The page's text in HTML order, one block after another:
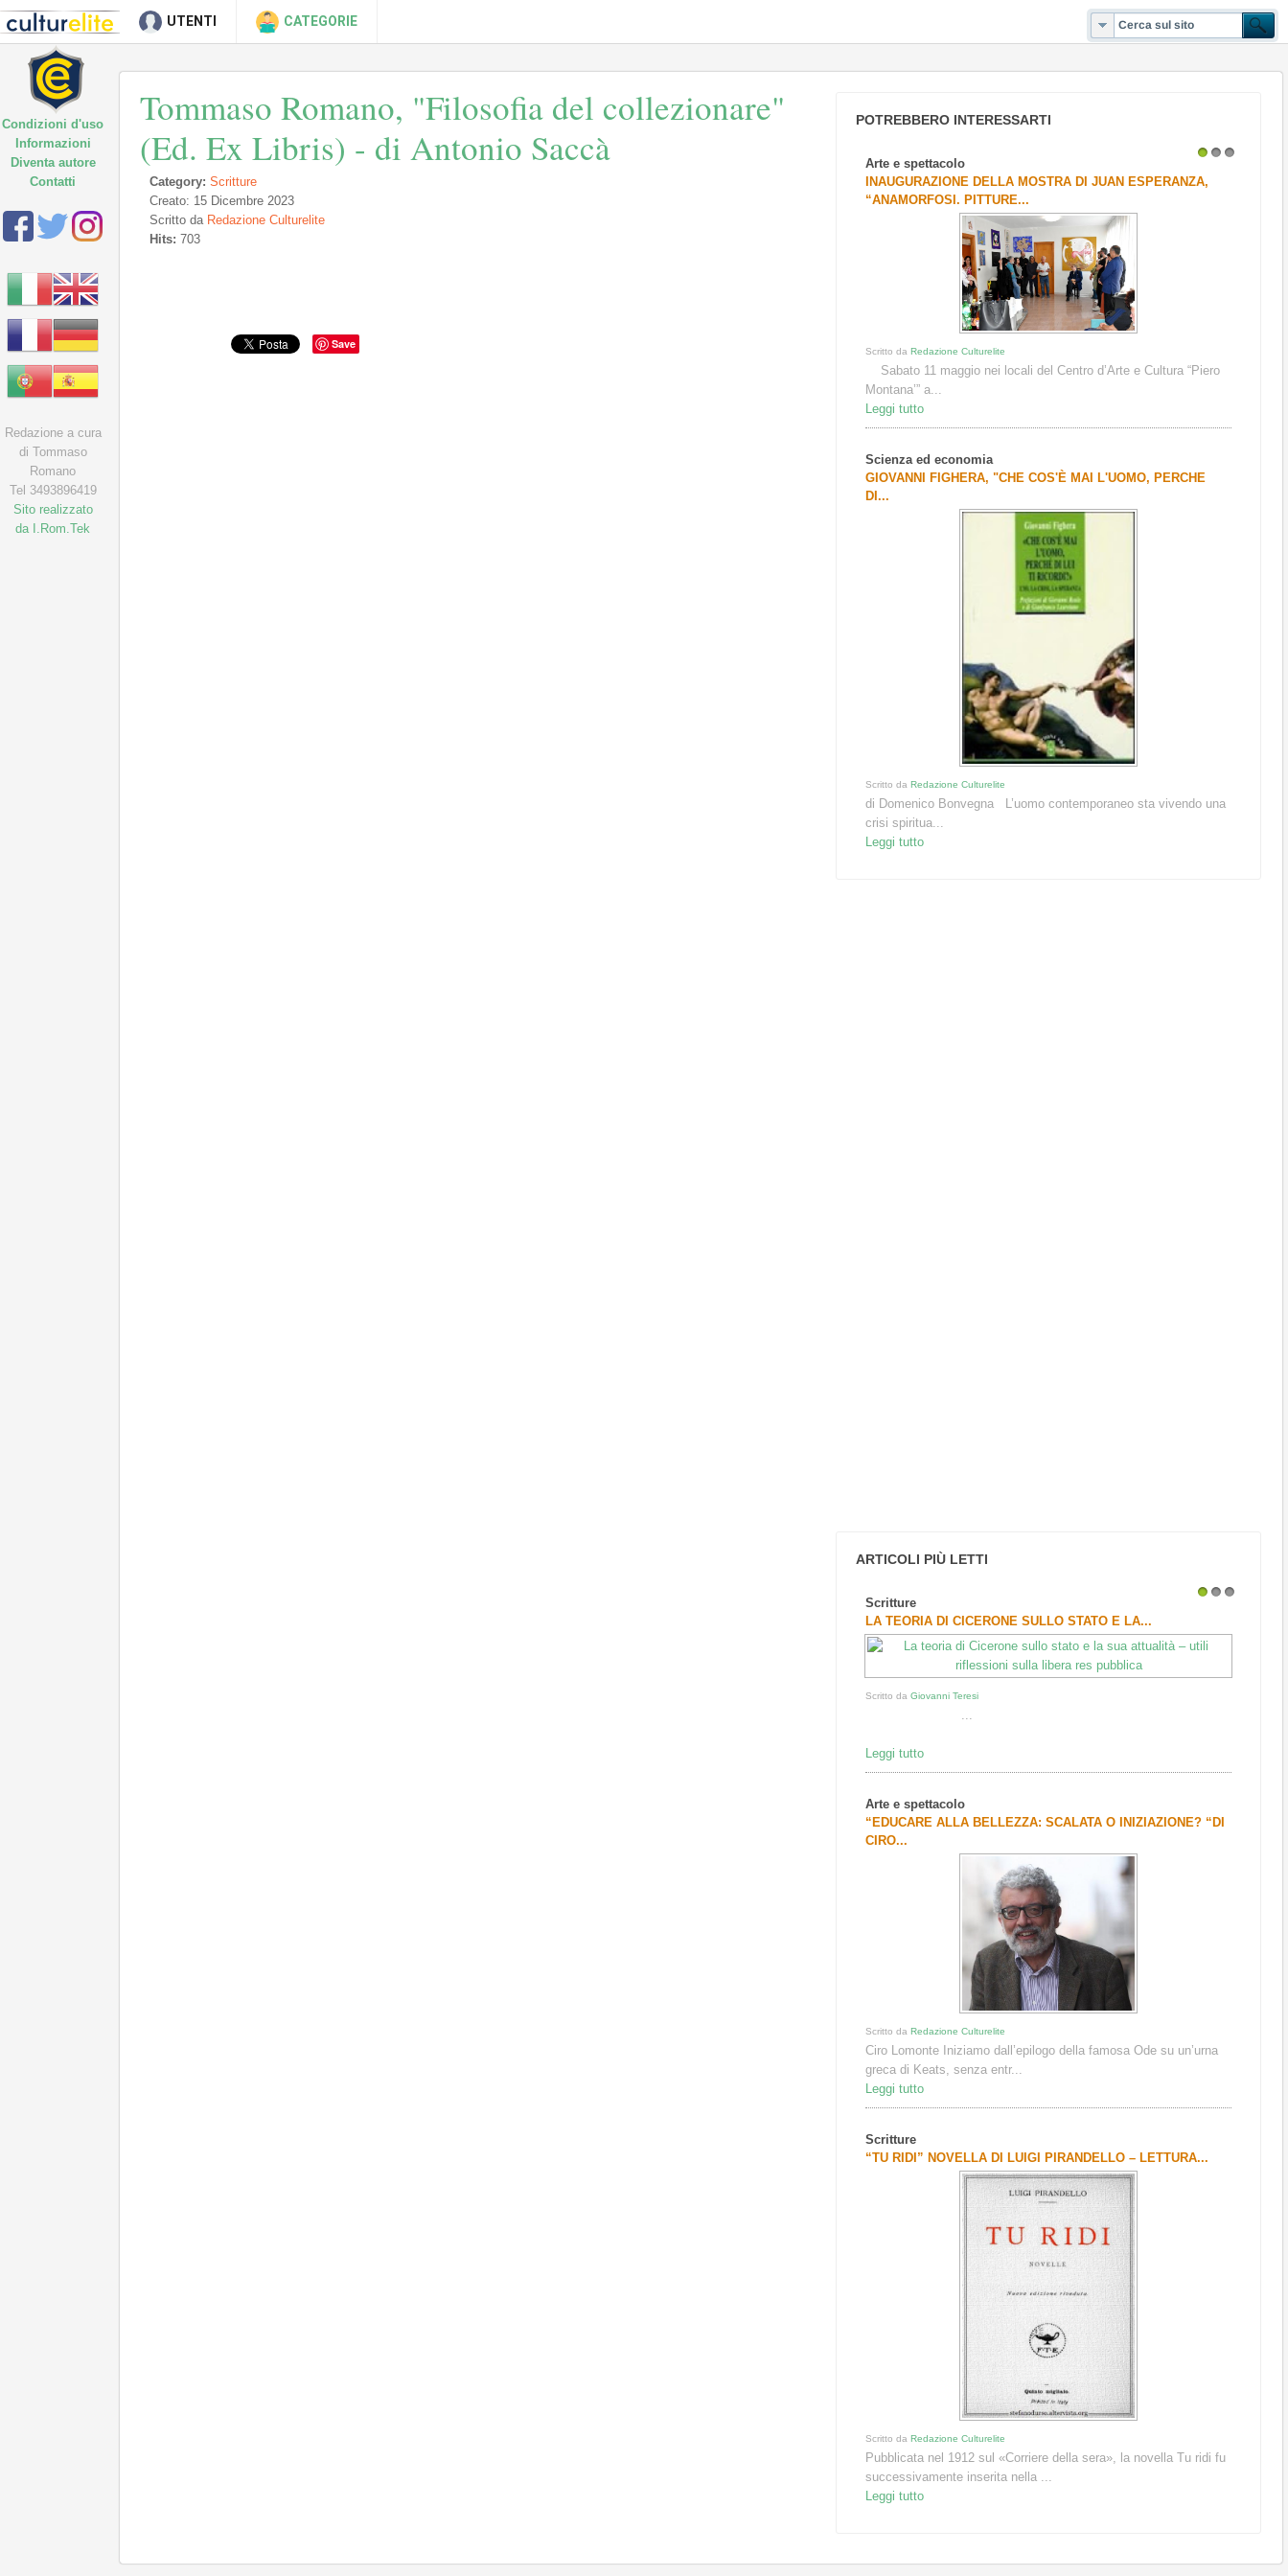
UTENTI CATEGORIE
Tommaso Romano, "Filosofia del collezionare"
(Ed. Ex Libris) - di Antonio Saccà
Category: Scritture
Creato: 15 Dicembre 2023
Scritto da Redazione Culturelite
Hits: 703
Save
POTREBBERO INTERESSARTI
Arte e spettacolo
INAUGURAZIONE DELLA MOSTRA DI JUAN ESPERANZA,
“ANAMORFOSI. PITTURE...
Scritto daRedazione Culturelite
Sabato 11 maggio nei locali del Centro d’Arte e Cultura “Piero
Montana’” a...
Leggi tutto
Scienza ed economia
GIOVANNI FIGHERA, "CHE COS'È MAI L'UOMO, PERCHE
DI...
Scritto daRedazione Culturelite
di Domenico Bonvegna L’uomo contemporaneo sta vivendo una
crisi spiritua...
Leggi tutto
ARTICOLI PIÙ LETTI
Scritture
LA TEORIA DI CICERONE SULLO STATO E LA...
Scritto daGiovanni Teresi
...
Leggi tutto
Arte e spettacolo
“EDUCARE ALLA BELLEZZA: SCALATA O INIZIAZIONE? “DI
CIRO...
Scritto daRedazione Culturelite
Ciro Lomonte Iniziamo dall’epilogo della famosa Ode su un’urna
greca di Keats, senza entr...
Leggi tutto
Scritture
“TU RIDI” NOVELLA DI LUIGI PIRANDELLO – LETTURA...
Scritto daRedazione Culturelite
Pubblicata nel 1912 sul «Corriere della sera», la novella Tu ridi fu
successivamente inserita nella ...
Leggi tutto
Condizioni d'uso
Informazioni
Diventa autore
Contatti
Redazione a cura
di Tommaso
Romano
Tel 3493896419
Sito realizzato
da I.Rom.Tek